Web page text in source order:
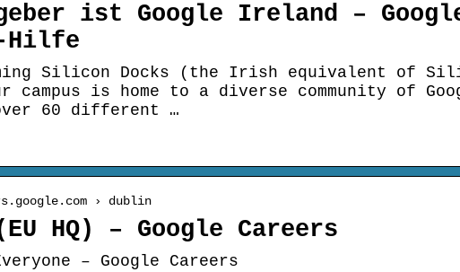
ist Google Ireland –
Hilfe
Silicon Docks (the Irish equivalent of
campus is home to a diverse community of
60 different …
› dublin
HQ) – Google Careers
– Google Careers